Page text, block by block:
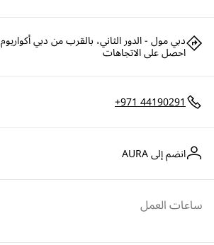
دبي مول - الدور الثاني، بالقرب من دبي أكواريوم
احصل على الاتجاهات
+971 44190291
انضم إلى AURA
ساعات العمل